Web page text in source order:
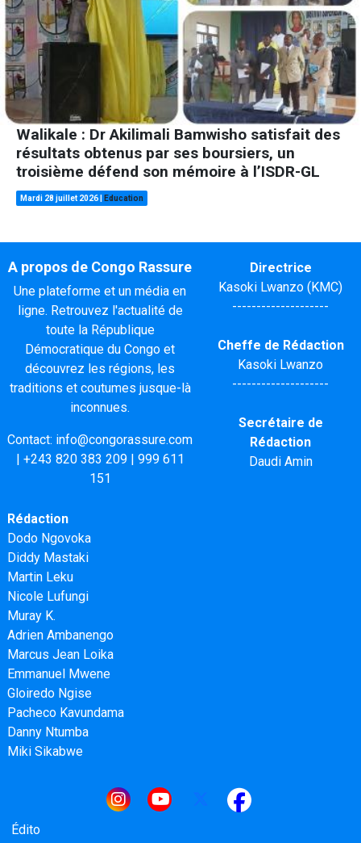
Walikale : Dr Akilimali Bamwisho satisfait des
résultats obtenus par ses boursiers, un
troisième défend son mémoire à l’ISDR-GL
Mardi 28 juillet 2026 Education
A propos de Congo Rassure
Une plateforme et un média en
ligne. Retrouvez l'actualité de
toute la République
Démocratique du Congo et
découvrez les régions, les
traditions et coutumes jusque-là
inconnues.
Contact: info@congorassure.com
| +243 820 383 209| 999 611
151
Directrice
Kasoki Lwanzo (KMC)
--------------------
Cheffe de Rédaction
Kasoki Lwanzo
--------------------
Secrétaire de
Rédaction
Daudi Amin
Rédaction
Dodo Ngovoka
Diddy Mastaki
Martin Leku
Nicole Lufungi
Muray K.
Adrien Ambanengo
Marcus Jean Loika
Emmanuel Mwene
Gloiredo Ngise
Pacheco Kavundama
Danny Ntumba
Miki Sikabwe
Navigation principale
Édito